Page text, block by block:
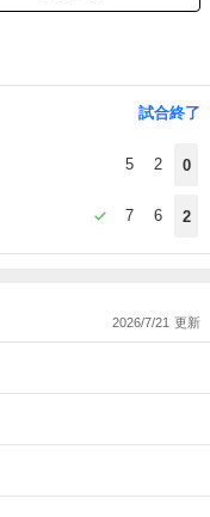
試合終了
5 2 0
7 6 2
2026/7/21